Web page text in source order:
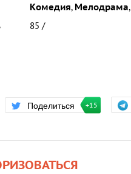
Комедия, Мелодрама,
85 /
Поделиться +15